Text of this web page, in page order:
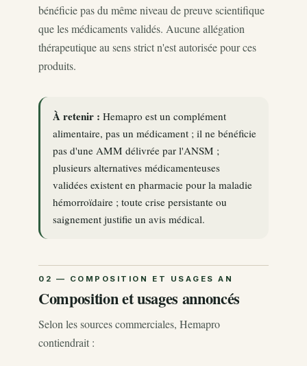
bénéficie pas du même niveau de preuve scientifique
que les médicaments validés. Aucune allégation
thérapeutique au sens strict n'est autorisée pour ces
produits.
À retenir : Hemapro est un complément
alimentaire, pas un médicament ; il ne bénéficie
pas d'une AMM délivrée par l'ANSM ;
plusieurs alternatives médicamenteuses
validées existent en pharmacie pour la maladie
hémorroïdaire ; toute crise persistante ou
saignement justifie un avis médical.
Composition et usages annoncés
Selon les sources commerciales, Hemapro
contiendrait :